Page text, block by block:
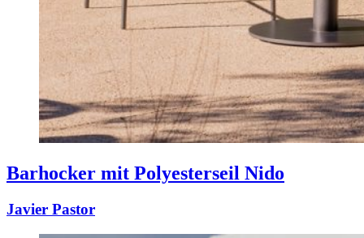
Barhocker mit Polyesterseil Nido
Javier Pastor